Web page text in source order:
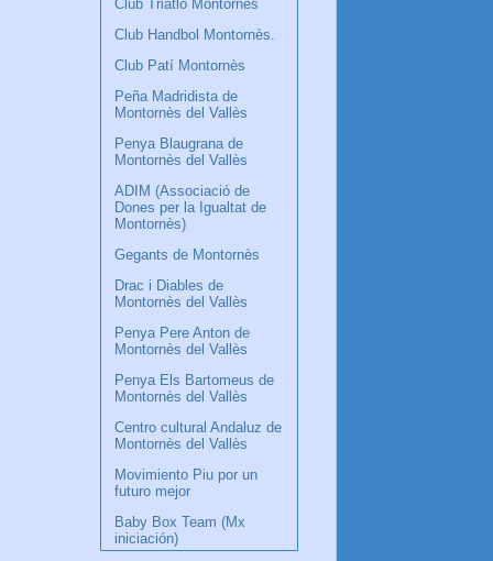
Club Triatló Montornès
Club Handbol Montornès.
Club Patí Montornès
Peña Madridista de
Montornès del Vallès
Penya Blaugrana de
Montornès del Vallès
ADIM (Associació de
Dones per la Igualtat de
Montornès)
Gegants de Montornès
Drac i Diables de
Montornès del Vallès
Penya Pere Anton de
Montornès del Vallès
Penya Els Bartomeus de
Montornès del Vallès
Centro cultural Andaluz de
Montornès del Vallès
Movimiento Piu por un
futuro mejor
Baby Box Team (Mx
iniciación)